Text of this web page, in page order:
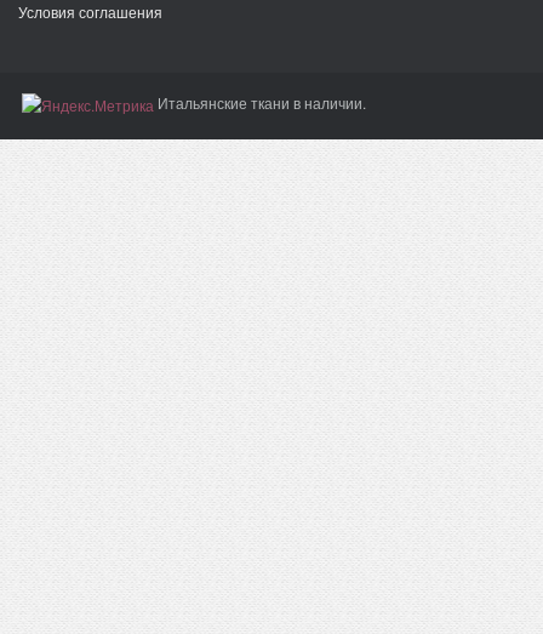
Условия соглашения
Итальянские ткани в наличии.